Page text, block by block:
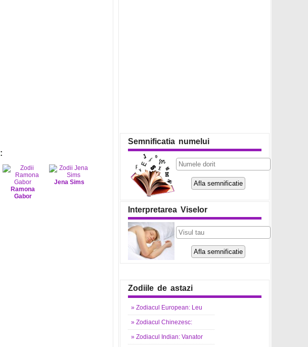
:
Ramona
Gabor
Jena Sims
Semnificatia numelui
Interpretarea Viselor
Zodiile de astazi
» Zodiacul European: Leu
» Zodiacul Chinezesc:
» Zodiacul Indian: Vanator